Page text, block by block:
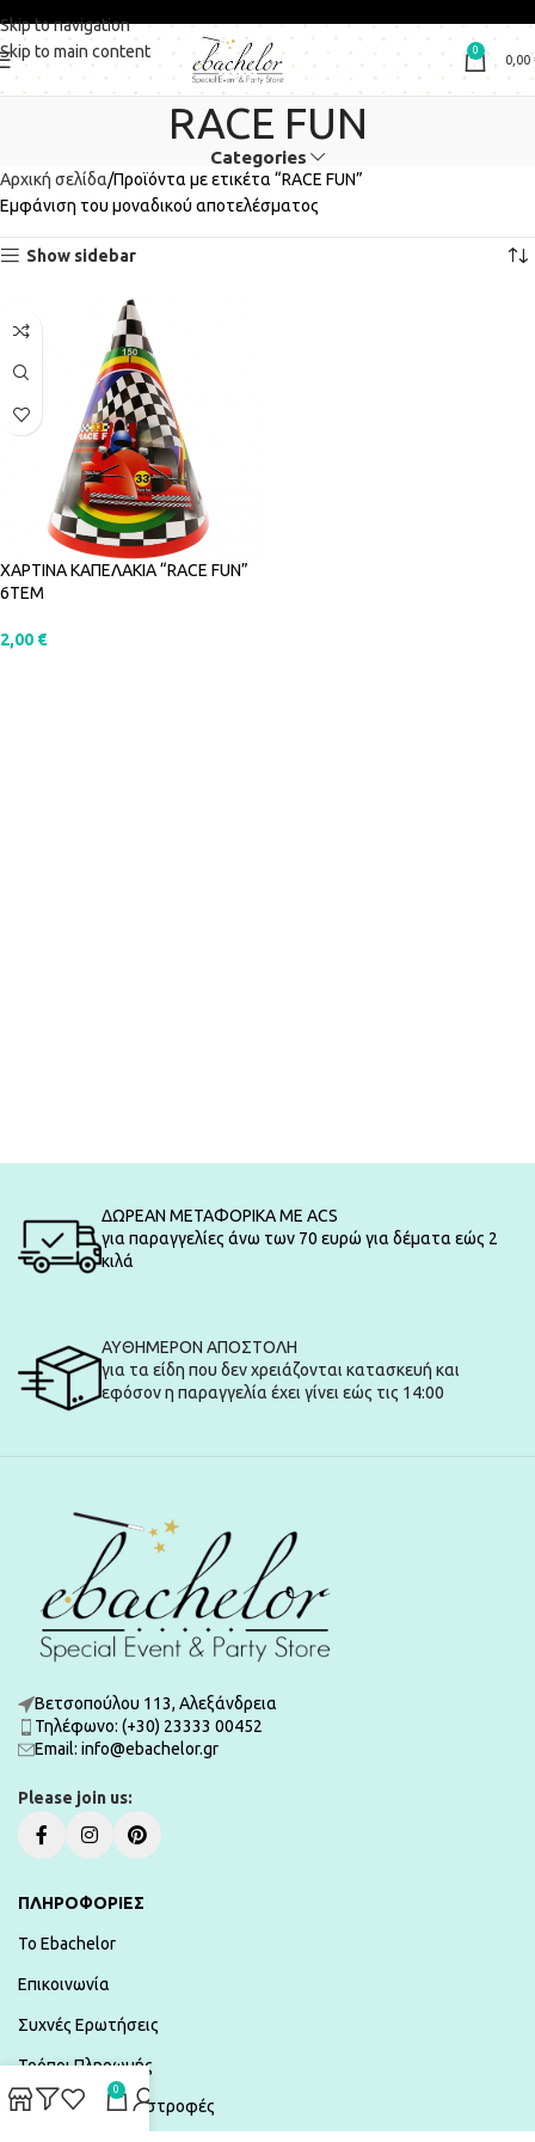
Skip to navigation
Skip to main content
0
0,00
RACE FUN
Categories
Αρχική σελίδα Προϊόντα με ετικέτα “RACE FUN”
Εμφάνιση του μοναδικού αποτελέσματος
Show sidebar
ΧΑΡΤΙΝΑ ΚΑΠΕΛΑΚΙΑ “RACE FUN”
6ΤΕΜ
2,00 €
ΔΩΡΕΑΝ ΜΕΤΑΦΟΡΙΚΑ ΜΕ ACS
για παραγγελίες άνω των 70 ευρώ για δέματα εώς 2
κιλά
ΑΥΘΗΜΕΡΟΝ ΑΠΟΣΤΟΛΗ
για τα είδη που δεν χρειάζονται κατασκευή και
εφόσον η παραγγελία έχει γίνει εώς τις 14:00
Βετσοπούλου 113, Αλεξάνδρεια
Τηλέφωνο: (+30) 23333 00452
Εmail: info@ebachelor.gr
Please join us:
ΠΛΗΡΟΦΟΡΙΕΣ
To Ebachelor
Επικοινωνία
Συχνές Ερωτήσεις
Τρόποι Πληρωμής
Αποστολές & Επιστροφές
0